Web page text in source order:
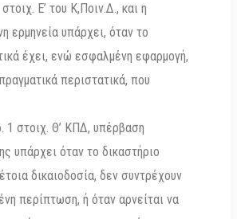
Ε’ του Κ,Ποιν.Δ., και η
ερμηνεία υπάρχει, όταν το
έχει, ενώ εσφαλμένη εφαρμογή,
περιστατικά, που
1 στοιχ. Θ’ ΚΠΔ, υπέρβαση
υπάρχει όταν το δικαστήριο
δικαιοδοσία, δεν συντρέχουν
περίπτωση, ή όταν αρνείται να